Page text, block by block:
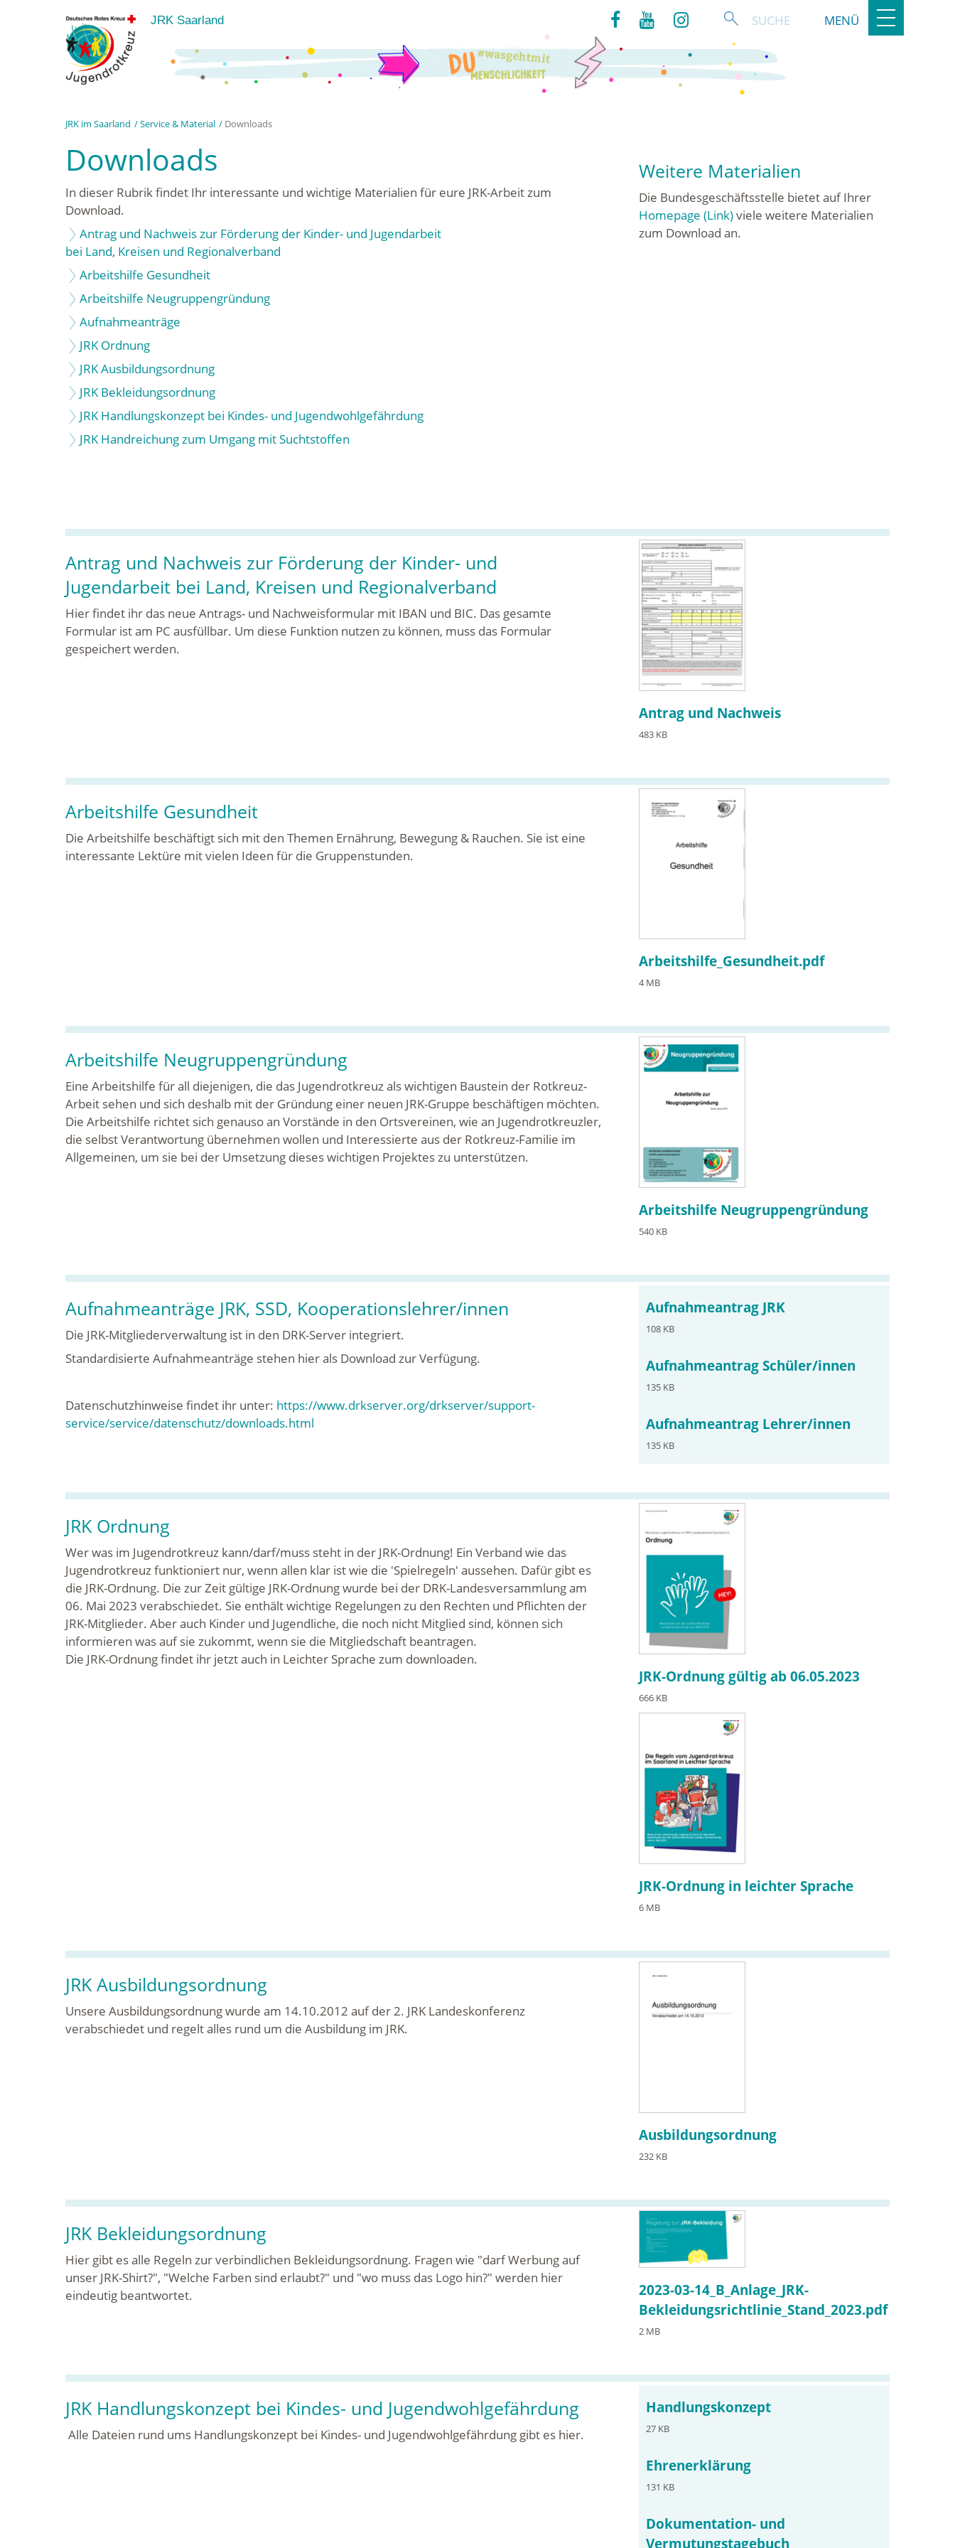
JRK Saarland MENÜ
Toggle
navigation
JRK im Saarland Service & Material Downloads
Downloads
In dieser Rubrik findet Ihr interessante und wichtige Materialien für eure JRK-Arbeit zum
Download.
Antrag und Nachweis zur Förderung der Kinder- und Jugendarbeit
bei Land, Kreisen und Regionalverband
Arbeitshilfe Gesundheit
Arbeitshilfe Neugruppengründung
Aufnahmeanträge
JRK Ordnung
JRK Ausbildungsordnung
JRK Bekleidungsordnung
JRK Handlungskonzept bei Kindes- und Jugendwohlgefährdung
JRK Handreichung zum Umgang mit Suchtstoffen
Weitere Materialien
Die Bundesgeschäftsstelle bietet auf Ihrer
Homepage (Link)viele weitere Materialien
zum Download an.
Antrag und Nachweis zur Förderung der Kinder- und
Jugendarbeit bei Land, Kreisen und Regionalverband
Hier findet ihr das neue Antrags- und Nachweisformular mit IBAN und BIC. Das gesamte
Formular ist am PC ausfüllbar. Um diese Funktion nutzen zu können, muss das Formular
gespeichert werden.
Antrag und Nachweis
483 KB
Arbeitshilfe Gesundheit
Die Arbeitshilfe beschäftigt sich mit den Themen Ernährung, Bewegung & Rauchen. Sie ist eine
interessante Lektüre mit vielen Ideen für die Gruppenstunden.
Arbeitshilfe_Gesundheit.pdf
4 MB
Arbeitshilfe Neugruppengründung
Eine Arbeitshilfe für all diejenigen, die das Jugendrotkreuz als wichtigen Baustein der Rotkreuz-
Arbeit sehen und sich deshalb mit der Gründung einer neuen JRK-Gruppe beschäftigen möchten.
Die Arbeitshilfe richtet sich genauso an Vorstände in den Ortsvereinen, wie an Jugendrotkreuzler,
die selbst Verantwortung übernehmen wollen und Interessierte aus der Rotkreuz-Familie im
Allgemeinen, um sie bei der Umsetzung dieses wichtigen Projektes zu unterstützen.
Arbeitshilfe Neugruppengründung
540 KB
Aufnahmeanträge JRK, SSD, Kooperationslehrer/innen
Die JRK-Mitgliederverwaltung ist in den DRK-Server integriert.
Standardisierte Aufnahmeanträge stehen hier als Download zur Verfügung.
Datenschutzhinweise findet ihr unter: https://www.drkserver.org/drkserver/support-
service/service/datenschutz/downloads.html
Aufnahmeantrag JRK
108 KB
Aufnahmeantrag Schüler/innen
135 KB
Aufnahmeantrag Lehrer/innen
135 KB
JRK Ordnung
Wer was im Jugendrotkreuz kann/darf/muss steht in der JRK-Ordnung! Ein Verband wie das
Jugendrotkreuz funktioniert nur, wenn allen klar ist wie die 'Spielregeln' aussehen. Dafür gibt es
die JRK-Ordnung. Die zur Zeit gültige JRK-Ordnung wurde bei der DRK-Landesversammlung am
06. Mai 2023 verabschiedet. Sie enthält wichtige Regelungen zu den Rechten und Pflichten der
JRK-Mitglieder. Aber auch Kinder und Jugendliche, die noch nicht Mitglied sind, können sich
informieren was auf sie zukommt, wenn sie die Mitgliedschaft beantragen.
Die JRK-Ordnung findet ihr jetzt auch in Leichter Sprache zum downloaden.
JRK-Ordnung gültig ab 06.05.2023
666 KB
JRK-Ordnung in leichter Sprache
6 MB
JRK Ausbildungsordnung
Unsere Ausbildungsordnung wurde am 14.10.2012 auf der 2. JRK Landeskonferenz
verabschiedet und regelt alles rund um die Ausbildung im JRK.
Ausbildungsordnung
232 KB
JRK Bekleidungsordnung
Hier gibt es alle Regeln zur verbindlichen Bekleidungsordnung. Fragen wie "darf Werbung auf
unser JRK-Shirt?", "Welche Farben sind erlaubt?" und "wo muss das Logo hin?" werden hier
eindeutig beantwortet.
2023-03-14_B_Anlage_JRK-
Bekleidungsrichtlinie_Stand_2023.pdf
2 MB
JRK Handlungskonzept bei Kindes- und Jugendwohlgefährdung
Alle Dateien rund ums Handlungskonzept bei Kindes- und Jugendwohlgefährdung gibt es hier.
Handlungskonzept
27 KB
Ehrenerklärung
131 KB
Dokumentation- und
Vermutungstagebuch